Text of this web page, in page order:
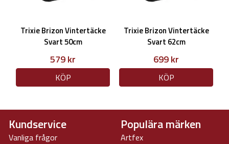
Trixie Brizon Vintertäcke
Svart 50cm
579 kr
KÖP
Trixie Brizon Vintertäcke
Svart 62cm
699 kr
KÖP
Kundservice
Vanliga frågor
Populära märken
Artfex